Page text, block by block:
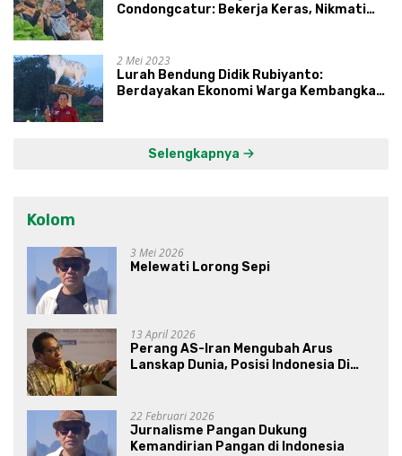
Condongcatur: Bekerja Keras, Nikmati
2 Mei 2023
Lurah Bendung Didik Rubiyanto:
Berdayakan Ekonomi Warga Kembangkan
Selengkapnya
Kolom
3 Mei 2026
Melewati Lorong Sepi
13 April 2026
Perang AS-Iran Mengubah Arus
Lanskap Dunia, Posisi Indonesia Di
22 Februari 2026
Jurnalisme Pangan Dukung
Kemandirian Pangan di Indonesia